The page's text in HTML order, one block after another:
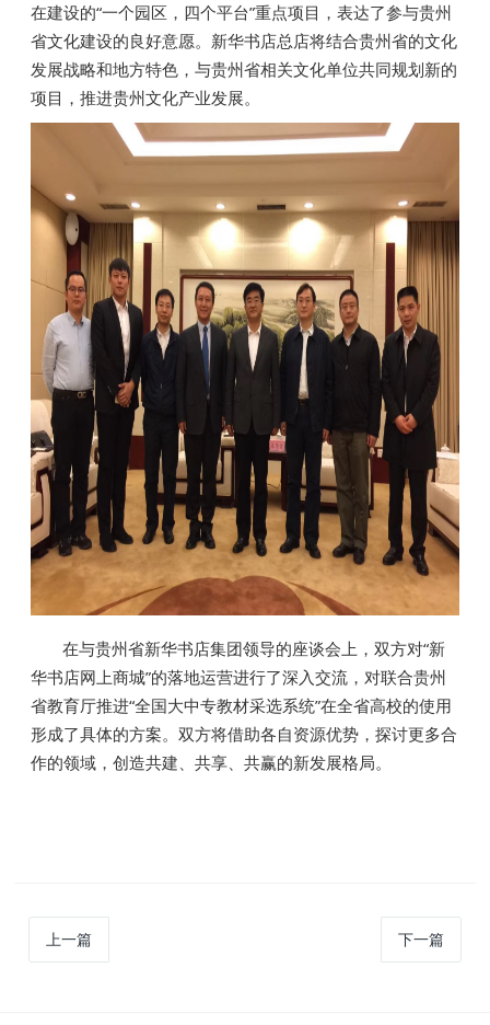
在建设的“一个园区，四个平台”重点项目，表达了参与贵州
省文化建设的良好意愿。新华书店总店将结合贵州省的文化
发展战略和地方特色，与贵州省相关文化单位共同规划新的
项目，推进贵州文化产业发展。
在与贵州省新华书店集团领导的座谈会上，双方对“新
华书店网上商城”的落地运营进行了深入交流，对联合贵州
省教育厅推进“全国大中专教材采选系统”在全省高校的使用
形成了具体的方案。双方将借助各自资源优势，探讨更多合
作的领域，创造共建、共享、共赢的新发展格局。
上一篇 下一篇